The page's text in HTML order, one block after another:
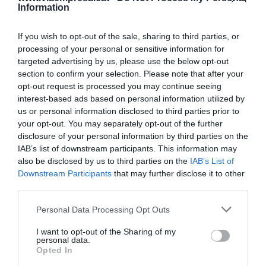
Information
If you wish to opt-out of the sale, sharing to third parties, or
processing of your personal or sensitive information for
targeted advertising by us, please use the below opt-out
section to confirm your selection. Please note that after your
opt-out request is processed you may continue seeing
interest-based ads based on personal information utilized by
us or personal information disclosed to third parties prior to
your opt-out. You may separately opt-out of the further
disclosure of your personal information by third parties on the
IAB’s list of downstream participants. This information may
also be disclosed by us to third parties on the IAB’s List of
Downstream Participants that may further disclose it to other
Personal Data Processing Opt Outs
I want to opt-out of the Sharing of my
personal data.
Opted In
energètic ", apunta Caba, que recalca: "Hem de
ser capaços de fer arribar de forma senzilla la
informació al client, que entenguin en què gasten
i quan gasten energia".
El nou
paradigma energètic
La visió d'Estabanell per al futur és clara:
clients (i ajudant-los) a prendre decisions més
intel·ligents i eficients. La companyia aposta per
la sensorització i l'eficiència energètica,